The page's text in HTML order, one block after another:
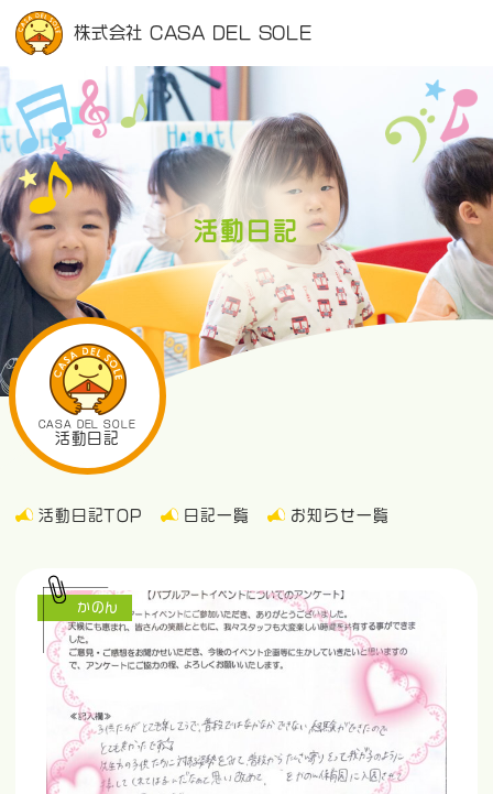
株式会社 CASA DEL SOLE
活動日記
CASA DEL SOLE
活動日記
活動日記TOP 日記一覧 お知らせ一覧
かのん